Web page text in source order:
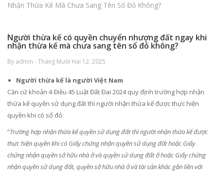
Nhận Thừa Kế Mà Chưa Sang Tên Sổ Đỏ Không?
Người thừa kế có quyền chuyển nhượng đất ngay khi
nhận thừa kế mà chưa sang tên sổ đỏ không?
By admin - Tháng Mười Hai 12, 2025
Người thừa kế là người Việt Nam
Căn cứ khoản 4 Điều 45 Luật Đất Đai 2024 quy định trường hợp nhận
thừa kế quyền sử dụng đất thì người nhận thừa kế được thực hiện
quyền khi có sổ đỏ:
“Trường hợp nhận thừa kế quyền sử dụng đất thì người nhận thừa kế được
thực hiện quyền khi có Giấy chứng nhận quyền sử dụng đất hoặc Giấy
chứng nhận quyền sở hữu nhà ở và quyền sử dụng đất ở hoặc Giấy chứng
nhận quyền sử dụng đất, quyền sở hữu nhà ở và tài sản khác gắn liền với